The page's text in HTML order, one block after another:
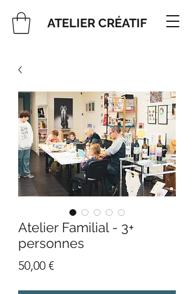
ATELIER CRÉATIF
Atelier Familial - 3+
personnes
50,00 €Prix